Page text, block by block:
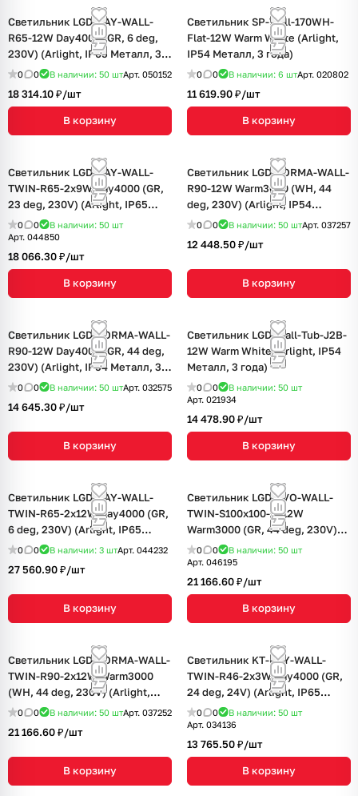
Светильник LGD-RAY-WALL-
R65-12W Day4000 (GR, 6 deg,
230V) (Arlight, IP65 Металл, 3
года)
0 0 В наличии: 50 штАрт. 050152
18 314.10 ₽/шт
В корзину
Светильник SP-Wall-170WH-
Flat-12W Warm White (Arlight,
IP54 Металл, 3 года)
0 0 В наличии: 6 штАрт. 020802
11 619.90 ₽/шт
В корзину
Светильник LGD-RAY-WALL-
TWIN-R65-2x9W Day4000 (GR,
23 deg, 230V) (Arlight, IP65
Металл, 3 года)
0 0 В наличии: 50 шт
Арт. 044850
18 066.30 ₽/шт
В корзину
Светильник LGD-FORMA-WALL-
R90-12W Warm3000 (WH, 44
deg, 230V) (Arlight, IP54
Металл, 3 года)
0 0 В наличии: 50 штАрт. 037257
12 448.50 ₽/шт
В корзину
Светильник LGD-FORMA-WALL-
R90-12W Day4000 (GR, 44 deg,
230V) (Arlight, IP54 Металл, 3
года)
0 0 В наличии: 50 штАрт. 032575
14 645.30 ₽/шт
В корзину
Светильник LGD-Wall-Tub-J2B-
12W Warm White (Arlight, IP54
Металл, 3 года)
0 0 В наличии: 50 шт
Арт. 021934
14 478.90 ₽/шт
В корзину
Светильник LGD-RAY-WALL-
TWIN-R65-2x12W Day4000 (GR,
6 deg, 230V) (Arlight, IP65
Металл, 3 года)
0 0 В наличии: 3 штАрт. 044232
27 560.90 ₽/шт
В корзину
Светильник LGD-EVO-WALL-
TWIN-S100x100-2x12W
Warm3000 (GR, 44 deg, 230V)
(Arlight, IP54 Металл, 3 года)
0 0 В наличии: 50 шт
Арт. 046195
21 166.60 ₽/шт
В корзину
Светильник LGD-FORMA-WALL-
TWIN-R90-2x12W Warm3000
(WH, 44 deg, 230V) (Arlight,
IP54 Металл, 3 года)
0 0 В наличии: 50 штАрт. 037252
21 166.60 ₽/шт
В корзину
Светильник KT-RAY-WALL-
TWIN-R46-2x3W Day4000 (GR,
24 deg, 24V) (Arlight, IP65
Металл, 3 года)
0 0 В наличии: 50 шт
Арт. 034136
13 765.50 ₽/шт
В корзину